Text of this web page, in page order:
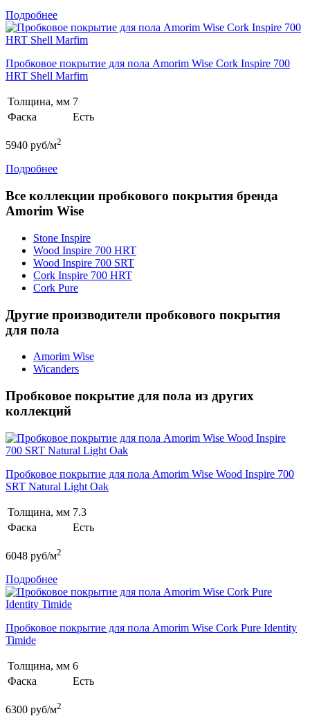
Подробнее
Пробковое покрытие для пола Amorim Wise Cork Inspire 700
HRT Shell Marfim
Толщина, мм 7
Фаска
Есть
5940 руб/м2
Подробнее
Все коллекции пробкового покрытия бренда
Amorim Wise
Stone Inspire
Wood Inspire 700 HRT
Wood Inspire 700 SRT
Cork Inspire 700 HRT
Cork Pure
Другие производители пробкового покрытия
для пола
Amorim Wise
Wicanders
Пробковое покрытие для пола из других
коллекций
Пробковое покрытие для пола Amorim Wise Wood Inspire 700
SRT Natural Light Oak
Толщина, мм 7.3
Фаска
Есть
6048 руб/м2
Подробнее
Пробковое покрытие для пола Amorim Wise Cork Pure Identity
Timide
Толщина, мм 6
Фаска
Есть
6300 руб/м2